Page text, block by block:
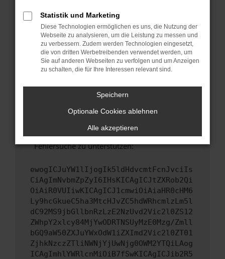
Betriebssystem auf dem neuesten Stand
sind.
Veraltete Software birgt nicht nur ein
Sicherheitsrisiko, sondern kann auch dazu
führen, dass bestimmte Funktionen nicht mehr
unterstützt werden.
Wende dich an den Webseitenbetreiber.
Wenn du alle oben genannten Schritte versucht
hast, kontaktiere uns bitte. Wir werden
versuchen, das Problem zu beheben. Du kannst
uns diesen Text schicken, um uns bei der
Fehlersuche zu unterstützen:
ewogICJuYW1lIjogIk5ldHdvcmtFcnJvciIs
CiAgImNvbmZpZyI6IHsKICAgICJtZXRob2Qi
OiAiR0VUIiwKICAgICJ1cmwiOiAiaHR0cHM6
Ly9hcGkueC5ha3MtcHJvZC5hdWRhcmlzLm5l
dC92MS9jbGllbnRzLzE2NzUvd2Vic2l0ZS12
ZWhpY2xlcy84MjYwODRTNSUyMzE0Mzg/Zmll
bGQ9aW50ZXJuYWxOdW1iZXImd2Vic2l0ZT01
ZjhkNzczZTliNWNjYjUwNjg0OWM2YTQiLAog
ICAgImhlYWRlcnMiOiB7fSwKICAgICJib2R5
Statistik und Marketing
Diese Technologien ermöglichen es uns, die Nutzung der
Webseite zu analysieren, um die Leistung zu messen und
zu verbessern. Zudem werden Technologien eingesetzt,
die von dritten Werbetreibenden verwendet werden, um
Sie auf anderen Webseiten zu verfolgen und um Anzeigen
zu schalten, die für Ihre Interessen relevant sind.
Speichern
Optionale Cookies ablehnen
Alle akzeptieren